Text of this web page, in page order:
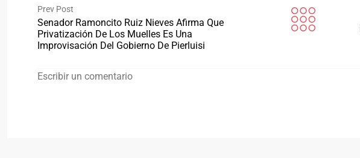
Prev Post
Senador Ramoncito Ruiz Nieves Afirma Que
Privatización De Los Muelles Es Una
Improvisación Del Gobierno De Pierluisi
Escribir un comentario